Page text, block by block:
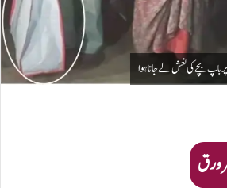
پر باپ بچے کی نعش لے جاتا ہوا